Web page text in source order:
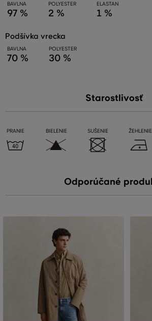
BAVLNA
97 %
POLYESTER
2 %
ELASTAN
1 %
podšívka vrecka
BAVLNA
70 %
POLYESTER
30 %
Starostlivosť
PRANIE BIELENIE SUŠENIE ŽEHLENIE
Odporúčané